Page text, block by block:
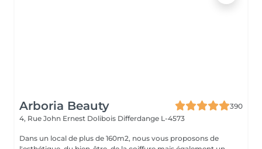
Arboria Beauty
390
4, Rue John Ernest Dolibois Differdange L-4573
Dans un local de plus de 160m2, nous vous proposons de